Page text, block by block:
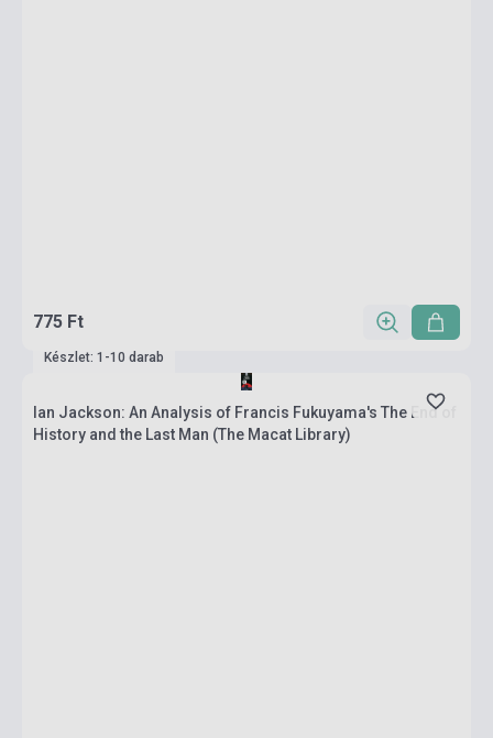
775 Ft
Készlet: 1-10 darab
Ian Jackson: An Analysis of Francis Fukuyama's The End of
History and the Last Man (The Macat Library)